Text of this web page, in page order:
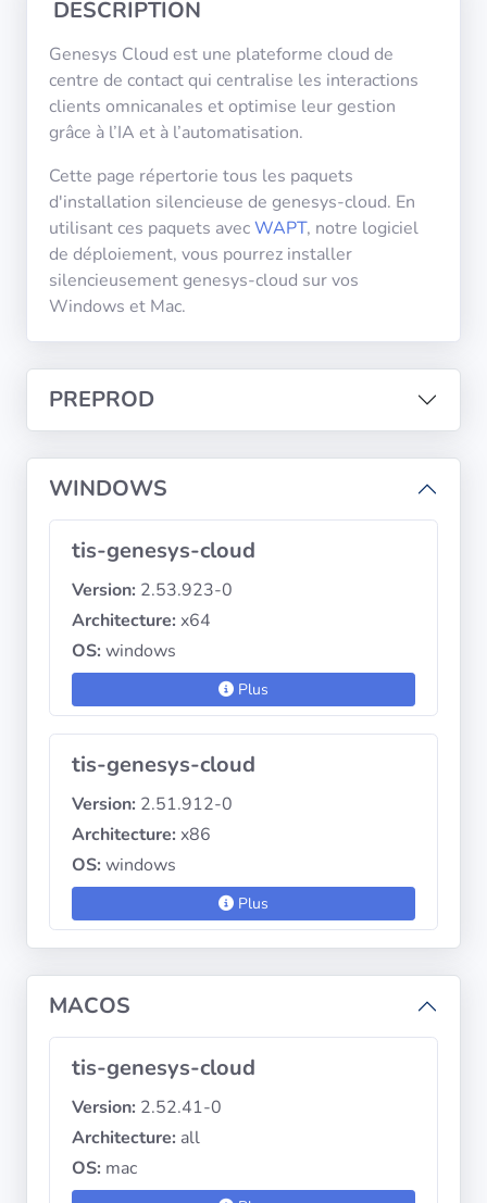
Documentation
Tranquil IT
Liste de
diffusion
Politiques de
CGU
Tranquil
DESCRIPTION
Genesys Cloud est une plateforme cloud de
centre de contact qui centralise les interactions
clients omnicanales et optimise leur gestion
grâce à l’IA et à l’automatisation.
Cette page répertorie tous les paquets
d'installation silencieuse de genesys-cloud. En
utilisant ces paquets avecWAPT, notre logiciel
de déploiement, vous pourrez installer
silencieusement genesys-cloud sur vos
Windows et Mac.
PREPROD
WINDOWS
tis-genesys-cloud
Version: 2.53.923-0
Architecture: x64
OS: windows
Plus
tis-genesys-cloud
Version: 2.51.912-0
Architecture: x86
OS: windows
Plus
MACOS
tis-genesys-cloud
Version: 2.52.41-0
Architecture: all
OS: mac